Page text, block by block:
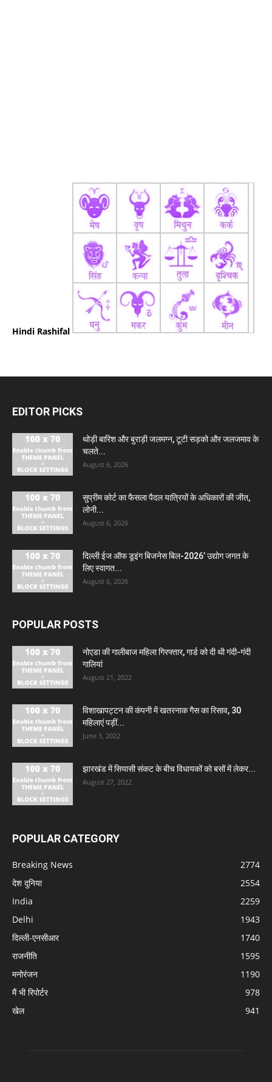
Hindi Rashifal
EDITOR PICKS
थोड़ी बारिश और बुराड़ी जलमग्न, टूटी सड़को और जलजमाव के
चलते...
August 6, 2026
सुप्रीम कोर्ट का फैसला पैदल यात्रियों के अधिकारों की जीत,
लोनी...
August 6, 2026
दिल्ली ईज ऑफ डूइंग बिजनेस बिल-2026’ उद्योग जगत के
लिए स्वागत...
August 6, 2026
POPULAR POSTS
नोएडा की गालीबाज महिला गिरफ्तार, गार्ड को दी थी गंदी-गंदी
गालियां
August 21, 2022
विशाखापट्टन की कंपनी में खतरनाक गैस का रिसाव, 30
महिलाएं पड़ीं...
June 3, 2022
झारखंड में सियासी संकट के बीच विधायकों को बसों में लेकर...
August 27, 2022
POPULAR CATEGORY
Breaking News
2774
देश दुनिया
2554
India
2259
Delhi
1943
दिल्ली-एनसीआर
1740
राजनीति
1595
मनोरंजन
1190
मैं भी रिपोर्टर
978
खेल
941